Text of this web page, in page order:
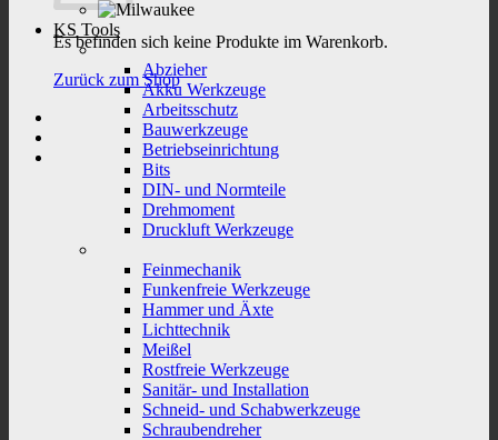
Es befinden sich keine Produkte im Warenkorb.
Zurück zum Shop
KS Tools
Abzieher
Akku Werkzeuge
Arbeitsschutz
Bauwerkzeuge
Betriebseinrichtung
Bits
DIN- und Normteile
Drehmoment
Druckluft Werkzeuge
Feinmechanik
Funkenfreie Werkzeuge
Hammer und Äxte
Lichttechnik
Meißel
Rostfreie Werkzeuge
Sanitär- und Installation
Schneid- und Schabwerkzeuge
Schraubendreher